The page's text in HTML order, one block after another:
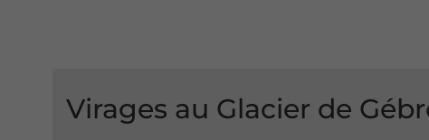
Virages au Glacier de